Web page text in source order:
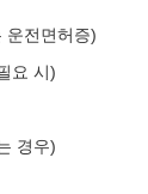
운전면허증)
요 시)
경우)